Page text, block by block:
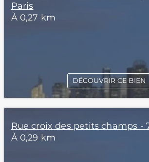
Paris
À 0,27 km
DÉCOUVRIR CE BIEN
Rue croix des petits champs -
À 0,29 km